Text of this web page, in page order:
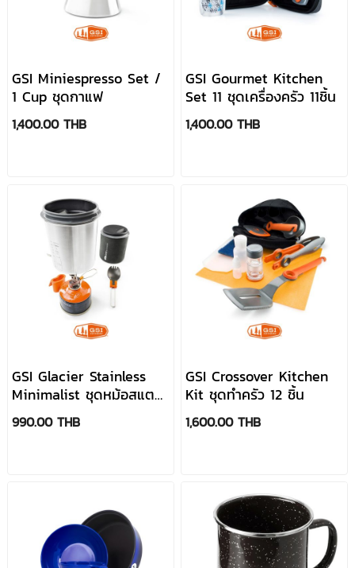
GSI Miniespresso Set /
1 Cup ชุดกาแฟ
1,400.00 THB
GSI Gourmet Kitchen
Set 11 ชุดเครื่องครัว 11ชิ้น
1,400.00 THB
GSI Glacier Stainless
Minimalist ชุดหม้อสแตน
เลส
990.00 THB
GSI Crossover Kitchen
Kit ชุดทำครัว 12 ชิ้น
1,600.00 THB